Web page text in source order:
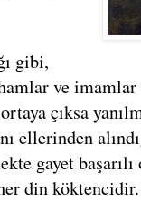
gibi,
ve
çıksa
ellerinden
gayet
din köktencidir.